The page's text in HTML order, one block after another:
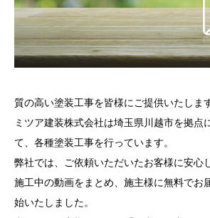
質の高い塗装工事を皆様にご提供いたしま
ミツア建装株式会社は埼玉県川越市を拠点
て、各種塗装工事を行っています。
弊社では、ご依頼いただいたお客様に安心
施工中の動画をまとめ、施主様に無料でお
始いたしました。